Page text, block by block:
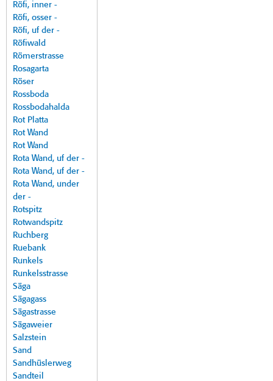
Röfi, inner -
Röfi, osser -
Röfi, uf der -
Röfiwald
Römerstrasse
Rosagarta
Röser
Rossboda
Rossbodahalda
Rot Platta
Rot Wand
Rot Wand
Rota Wand, uf der -
Rota Wand, uf der -
Rota Wand, under
der -
Rotspitz
Rotwandspitz
Ruchberg
Ruebank
Runkels
Runkelsstrasse
Säga
Sägagass
Sägastrasse
Sägaweier
Salzstein
Sand
Sandhüslerweg
Sandteil